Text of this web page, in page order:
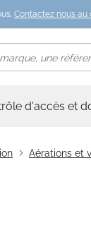
Contactez nous au
d'accès et
Aérations et